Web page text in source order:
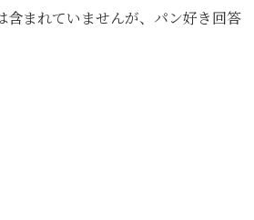
含まれていませんが、パン好き回答